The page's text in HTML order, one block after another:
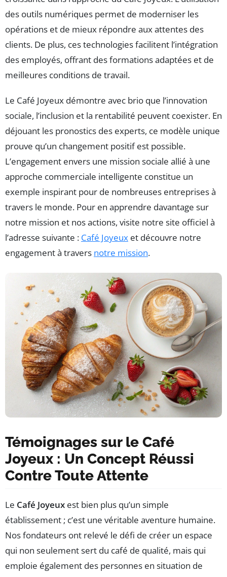
des outils numériques permet de moderniser les
opérations et de mieux répondre aux attentes des
clients. De plus, ces technologies facilitent l’intégration
des employés, offrant des formations adaptées et de
meilleures conditions de travail.
Le Café Joyeux démontre avec brio que l’innovation
sociale, l’inclusion et la rentabilité peuvent coexister. En
déjouant les pronostics des experts, ce modèle unique
prouve qu’un changement positif est possible.
L’engagement envers une mission sociale allié à une
approche commerciale intelligente constitue un
exemple inspirant pour de nombreuses entreprises à
travers le monde. Pour en apprendre davantage sur
notre mission et nos actions, visite notre site officiel à
l’adresse suivante : Café Joyeux et découvre notre
engagement à travers notre mission.
Témoignages sur le Café
Joyeux : Un Concept Réussi
Contre Toute Attente
Le Café Joyeux est bien plus qu’un simple
établissement ; c’est une véritable aventure humaine.
Nos fondateurs ont relevé le défi de créer un espace
qui non seulement sert du café de qualité, mais qui
emploie également des personnes en situation de